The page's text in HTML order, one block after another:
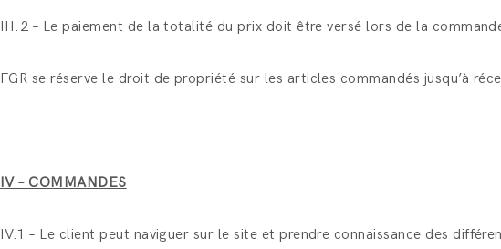
III.2 – Le paiement de la totalité du prix doit être versé lors de la
FGR se réserve le droit de propriété sur les articles commandés jusqu’à
IV – COMMANDES
IV.1 – Le client peut naviguer sur le site et prendre connaissance des